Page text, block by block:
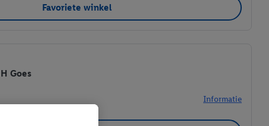
Favoriete winkel
Goes
Informatie